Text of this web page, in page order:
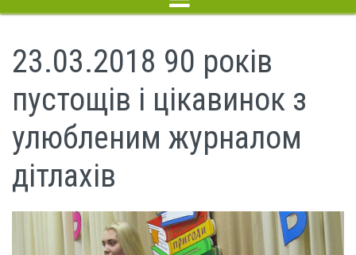
23.03.2018 90 років
пустощів і цікавинок з
улюбленим журналом
дітлахів